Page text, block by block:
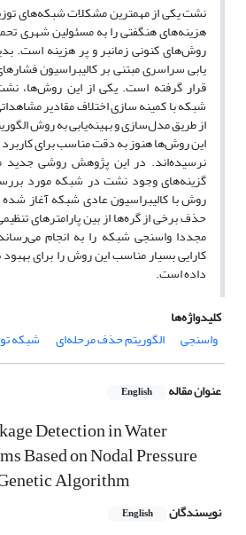
نشت یکی از مهمترین مشکلات شبکه‌های
هزینه‌های هنگفتی را به مسئولین شهری
روش‌های کنونی زمانبر و پر هزینه است.
یابی سراسری مبتنی بر کالیبراسیون
قرار گرفته است. یکی از این روش‌ها،
شبکه با کمینه سازی اختلاف مقادیر
از طریق مدل‌سازی و بهینه‌یابی به روش
این روش‌ها هنوز به دقت مناسب برای
نرسیده‌اند. در این پژوهش روشی جدید
گزینه‌های وجود نشت در شبکه مورد
روش با کالیبراسیون عادی شبکه آغاز شده
حذف برخی از گره‌ها از بین پارامترهای
مجددا واسنجی شبکه را به انجام
کارایی بسیار مناسب این روش را برای
داده است.
کلیدواژه‌ها
واسنجی
الگوریتم حذف مرحله‌ای شبکه
عنوان مقاله English
Detection in Water
Based on Nodal Pressure
Algorithm
نویسندگان English